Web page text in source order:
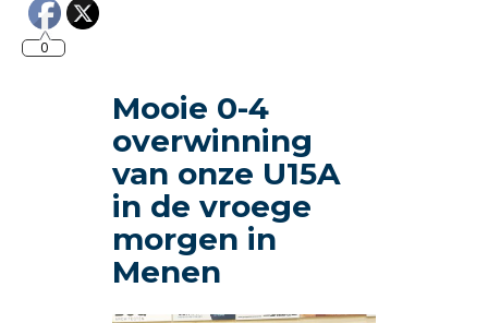
0
Mooie 0-4
overwinning
van onze U15A
in de vroege
morgen in
Menen